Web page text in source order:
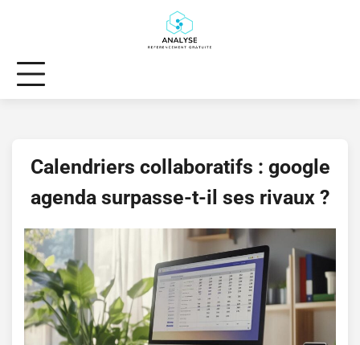
Calendriers collaboratifs : google
agenda surpasse-t-il ses rivaux ?